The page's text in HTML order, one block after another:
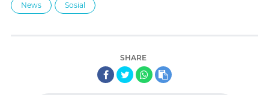
News Sosial
SHARE